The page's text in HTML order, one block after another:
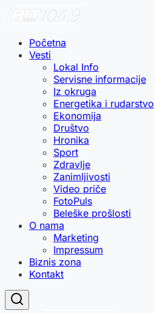
Početna
Vesti
Lokal Info
Servisne informacije
Iz okruga
Energetika i rudarstvo
Ekonomija
Društvo
Hronika
Sport
Zdravlje
Zanimljivosti
Video priče
FotoPuls
Beleške prošlosti
O nama
Marketing
Impressum
Biznis zona
Kontakt